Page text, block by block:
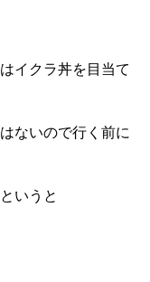
イクラ丼を目当て
ないので行く前に
いうと